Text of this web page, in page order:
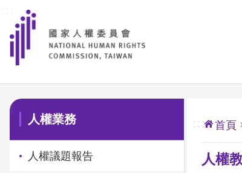
前往主要內容區塊
:::
人權業務
人權議題報告
::: 首頁
人權